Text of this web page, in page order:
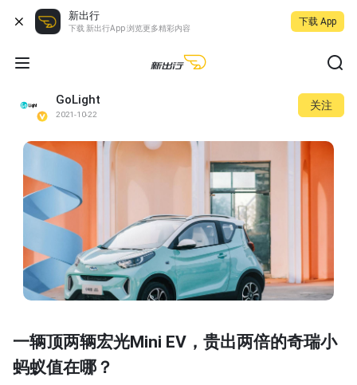
新出行
下载 新出行App 浏览更多精彩内容
下载 App
GoLight
2021-10-22
关注
一辆顶两辆宏光Mini EV，贵出两倍的奇瑞小
蚂蚁值在哪？